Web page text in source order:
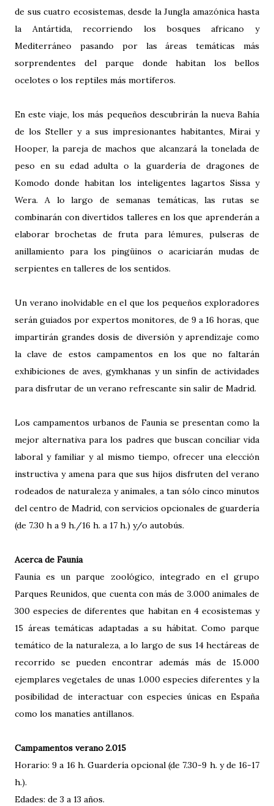
de sus cuatro ecosistemas, desde la Jungla amazónica hasta
la Antártida, recorriendo los bosques africano y
Mediterráneo pasando por las áreas temáticas más
sorprendentes del parque donde habitan los bellos
ocelotes o los reptiles más mortíferos.
En este viaje, los más pequeños descubrirán la nueva Bahía
de los Steller y a sus impresionantes habitantes, Mirai y
Hooper, la pareja de machos que alcanzará la tonelada de
peso en su edad adulta o la guardería de dragones de
Komodo donde habitan los inteligentes lagartos Sissa y
Wera. A lo largo de semanas temáticas, las rutas se
combinarán con divertidos talleres en los que aprenderán a
elaborar brochetas de fruta para lémures, pulseras de
anillamiento para los pingüinos o acariciarán mudas de
serpientes en talleres de los sentidos.
Un verano inolvidable en el que los pequeños exploradores
serán guiados por expertos monitores, de 9 a 16 horas, que
impartirán grandes dosis de diversión y aprendizaje como
la clave de estos campamentos en los que no faltarán
exhibiciones de aves, gymkhanas y un sinfín de actividades
para disfrutar de un verano refrescante sin salir de Madrid.
Los campamentos urbanos de Faunia se presentan como la
mejor alternativa para los padres que buscan conciliar vida
laboral y familiar y al mismo tiempo, ofrecer una elección
instructiva y amena para que sus hijos disfruten del verano
rodeados de naturaleza y animales, a tan sólo cinco minutos
del centro de Madrid, con servicios opcionales de guardería
(de 7.30 h a 9 h./16 h. a 17 h.) y/o autobús.
Acerca de Faunia
Faunia es un parque zoológico, integrado en el grupo
Parques Reunidos, que cuenta con más de 3.000 animales de
300 especies de diferentes que habitan en 4 ecosistemas y
15 áreas temáticas adaptadas a su hábitat. Como parque
temático de la naturaleza, a lo largo de sus 14 hectáreas de
recorrido se pueden encontrar además más de 15.000
ejemplares vegetales de unas 1.000 especies diferentes y la
posibilidad de interactuar con especies únicas en España
como los manatíes antillanos.
Campamentos verano 2.015
Horario: 9 a 16 h. Guardería opcional (de 7.30-9 h. y de 16-17
h.).
Edades: de 3 a 13 años.